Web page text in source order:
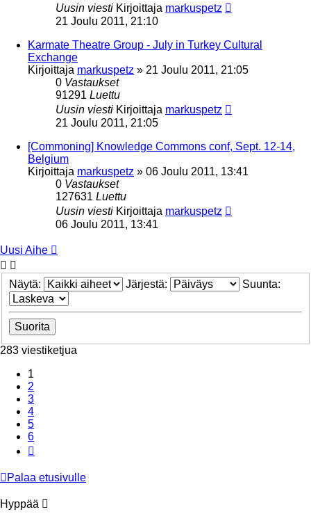
Uusin viesti Kirjoittaja markuspetz
21 Joulu 2011, 21:10
Karmate Theatre Group - July in Turkey Cultural
Exchange
Kirjoittaja markuspetz » 21 Joulu 2011, 21:05
0 Vastaukset
91291 Luettu
Uusin viesti Kirjoittaja markuspetz
21 Joulu 2011, 21:05
[Commoning] Knowledge Commons conf, Sept. 12-14,
Belgium
Kirjoittaja markuspetz » 06 Joulu 2011, 13:41
0 Vastaukset
127631 Luettu
Uusin viesti Kirjoittaja markuspetz
06 Joulu 2011, 13:41
Uusi Aihe
Näytä: Järjestä: Suunta:
283 viestiketjua
1
2
3
4
5
6
Palaa etusivulle
Hyppää